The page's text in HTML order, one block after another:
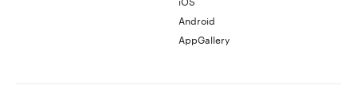
Android
AppGallery